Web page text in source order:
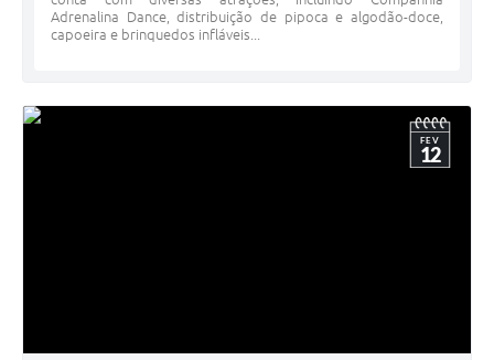
Adrenalina Dance, distribuição de pipoca e algodão-doce,
capoeira e brinquedos infláveis...
FEV
12